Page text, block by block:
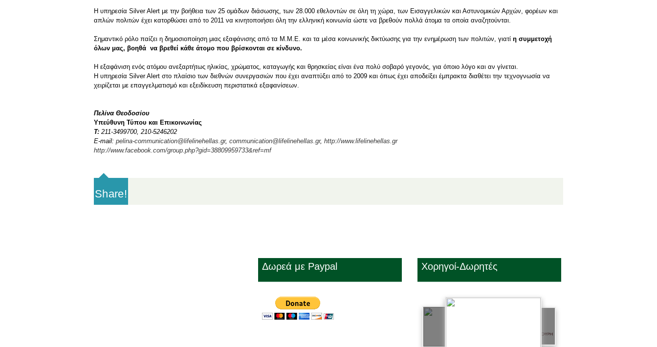
Η υπηρεσία Silver Alert με την βοήθεια των 25 ομάδων διάσωσης, των 28.000 εθελοντών σε όλη τη χώρα, των Εισαγγελικών και Αστυνομικών Αρχών, φορέων και
απλών πολιτών έχει κατορθώσει από το 2011 να κινητοποιήσει όλη την ελληνική κοινωνία ώστε να βρεθούν πολλά άτομα τα οποία αναζητούνται.
Σημαντικό ρόλο παίζει η δημοσιοποίηση μιας εξαφάνισης από τα Μ.Μ.Ε. και τα μέσα κοινωνικής δικτύωσης για την ενημέρωση των πολιτών, γιατί η συμμετοχή
όλων μας, βοηθά να βρεθεί κάθε άτομο που βρίσκονται σε κίνδυνο.
Η εξαφάνιση ενός ατόμου ανεξαρτήτως ηλικίας, χρώματος, καταγωγής και θρησκείας είναι ένα πολύ σοβαρό γεγονός, για όποιο λόγο και αν γίνεται.
Η υπηρεσία Silver Alert στο πλαίσιο των διεθνών συνεργασιών που έχει αναπτύξει από το 2009 και όπως έχει αποδείξει έμπρακτα διαθέτει την τεχνογνωσία να
χειρίζεται με επαγγελματισμό και εξειδίκευση περιστατικά εξαφανίσεων.
Πελίνα Θεοδοσίου
Υπεύθυνη Τύπου και Επικοινωνίας
Τ: 211-3499700, 210-5246202
E-mail: pelina-communication@lifelinehellas.gr, communication@lifelinehellas.gr, http://www.lifelinehellas.gr
http://www.facebook.com/group.php?gid=38809959733&ref=mf
Share!
Δωρεά με Paypal Χορηγοί-Δωρητές